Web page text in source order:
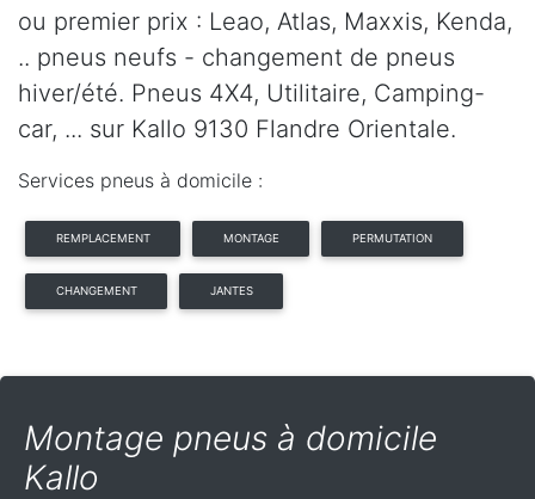
ou premier prix : Leao, Atlas, Maxxis, Kenda,
.. pneus neufs - changement de pneus
hiver/été. Pneus 4X4, Utilitaire, Camping-
car, ... sur Kallo 9130 Flandre Orientale.
Services pneus à domicile :
REMPLACEMENT MONTAGE PERMUTATION
CHANGEMENT JANTES
Montage pneus à domicile
Kallo